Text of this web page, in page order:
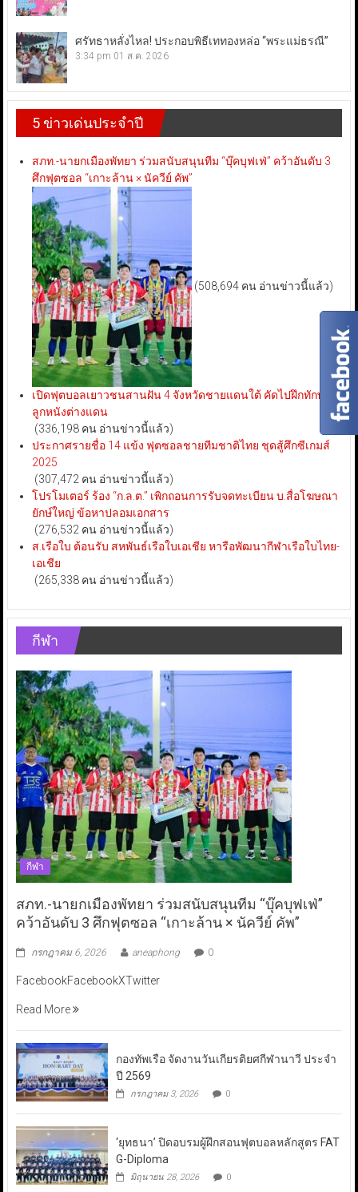
ศรัทธาหลั่งไหล! ประกอบพิธีเททองหล่อ “พระแม่ธรณี”
3:34 pm 01 ส.ค. 2026
5 ข่าวเด่นประจำปี
สภท.-นายกเมืองพัทยา ร่วมสนับสนุนทีม “บุ๊คบุฟเฟ่” คว้าอันดับ 3
ศึกฟุตซอล “เกาะล้าน × นัควีย์ คัพ”
(508,694 คน อ่านข่าวนี้แล้ว)
เปิดฟุตบอลเยาวชนสานฝัน 4 จังหวัดชายแดนใต้ คัดไปฝึกทักษะ
ลูกหนังต่างแดน
(336,198 คน อ่านข่าวนี้แล้ว)
ประกาศรายชื่อ 14 แข้ง ฟุตซอลชายทีมชาติไทย ชุดสู้ศึกซีเกมส์
2025
(307,472 คน อ่านข่าวนี้แล้ว)
โปรโมเตอร์ ร้อง “ก.ล.ต.” เพิกถอนการรับจดทะเบียน บ.สื่อโฆษณา
ยักษ์ใหญ่ ข้อหาปลอมเอกสาร
(276,532 คน อ่านข่าวนี้แล้ว)
ส.เรือใบ ต้อนรับ สหพันธ์เรือใบเอเชีย หารือพัฒนากีฬาเรือใบไทย-
เอเชีย
(265,338 คน อ่านข่าวนี้แล้ว)
กีฬา
กีฬา
สภท.-นายกเมืองพัทยา ร่วมสนับสนุนทีม “บุ๊คบุฟเฟ่”
คว้าอันดับ 3 ศึกฟุตซอล “เกาะล้าน × นัควีย์ คัพ”
กรกฎาคม 6, 2026 aneaphong 0
FacebookFacebookXTwitter
Read More
กองทัพเรือ จัดงานวันเกียรติยศกีฬานาวี ประจำ
ปี 2569
กรกฎาคม 3, 2026 0
‘ยุทธนา’ ปิดอบรมผู้ฝึกสอนฟุตบอลหลักสูตร FAT
G-Diploma
มิถุนายน 28, 2026 0